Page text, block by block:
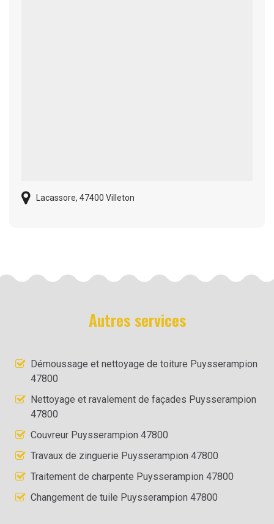
Lacassore, 47400 Villeton
Autres services
Démoussage et nettoyage de toiture Puysserampion
47800
Nettoyage et ravalement de façades Puysserampion
47800
Couvreur Puysserampion 47800
Travaux de zinguerie Puysserampion 47800
Traitement de charpente Puysserampion 47800
Changement de tuile Puysserampion 47800